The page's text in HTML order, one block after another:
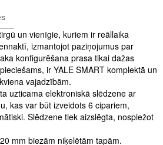
un vienīgie, kuriem ir reāllaika
izmantojot paziņojumus par
konfigurēšana prasa tikai dažas
ir YALE SMART komplektā un
vajadzībām.
uzticama elektroniskā slēdzene ar
kas var būt izveidots 6 cipariem,
Slēdzene tiek aizslēgta, nospiežot
mm biezām niķelētām tapām.